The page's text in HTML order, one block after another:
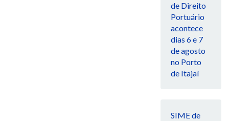
de Direito
Portuário
acontece
dias 6 e 7
de agosto
no Porto
de Itajaí
SIME de